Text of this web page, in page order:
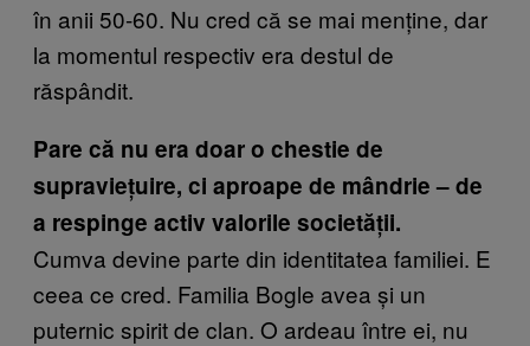
în anii 50-60. Nu cred că se mai menține, dar
la momentul respectiv era destul de
răspândit.
Pare că nu era doar o chestie de
supraviețuire, ci aproape de mândrie – de
a respinge activ valorile societății.
Cumva devine parte din identitatea familiei. E
ceea ce cred. Familia Bogle avea și un
puternic spirit de clan. O ardeau între ei, nu